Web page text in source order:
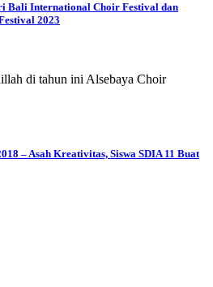
Bali International Choir Festival dan
2023
di tahun ini Alsebaya Choir
– Asah Kreativitas, Siswa SDIA 11 Buat